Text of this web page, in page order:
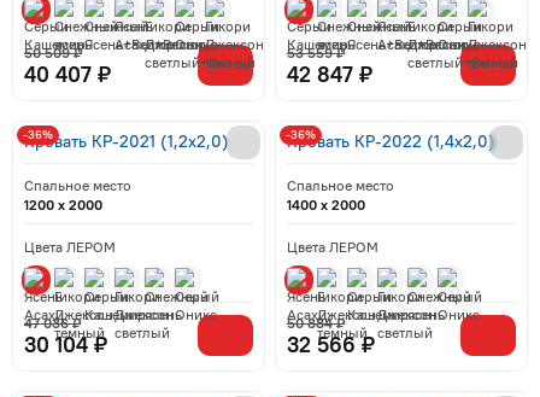
40 407 ₽
50 509 ₽
42 847 ₽
53 559 ₽
Кровать КР-2021 (1,2x2,0)
Спальное место
1200 x 2000
Цвета ЛЕРОМ
30 104 ₽
47 036 ₽
-36% Кровать КР-2022 (1,4x2,0)
Спальное место
1400 x 2000
Цвета ЛЕРОМ
32 566 ₽
50 884 ₽
-36%